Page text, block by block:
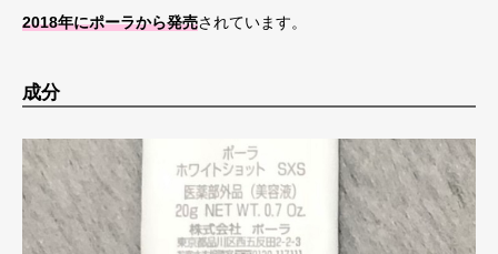
2018年にポーラから発売されています。
成分